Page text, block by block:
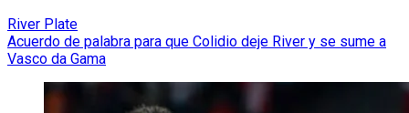
River Plate
Acuerdo de palabra para que Colidio deje River y se sume a
Vasco da Gama